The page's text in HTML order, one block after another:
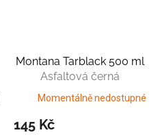
Montana Tarblack 500 ml
Asfaltová černá
Momentálně nedostupné
145 Kč